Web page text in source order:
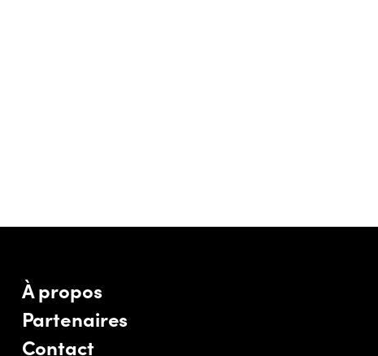
À propos
Partenaires
Contact